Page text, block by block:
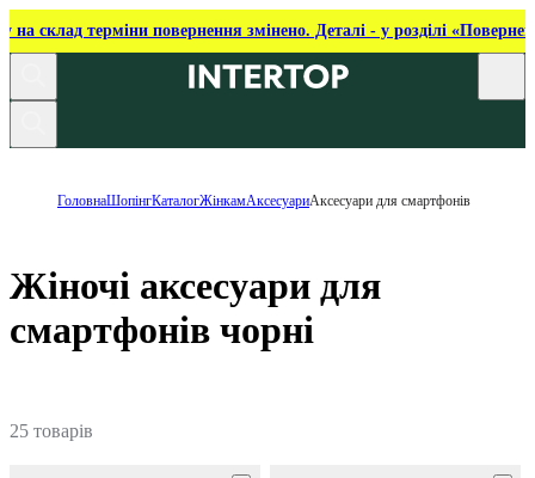
на склад терміни повернення змінено. Деталі - у розділі
ГоловнаШопінгКаталогЖінкамАксесуариАксесуари для смартфонів
Жіночі аксесуари для
смартфонів чорні
25 товарів